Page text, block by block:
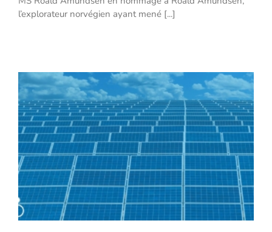
l’explorateur norvégien ayant mené [...]